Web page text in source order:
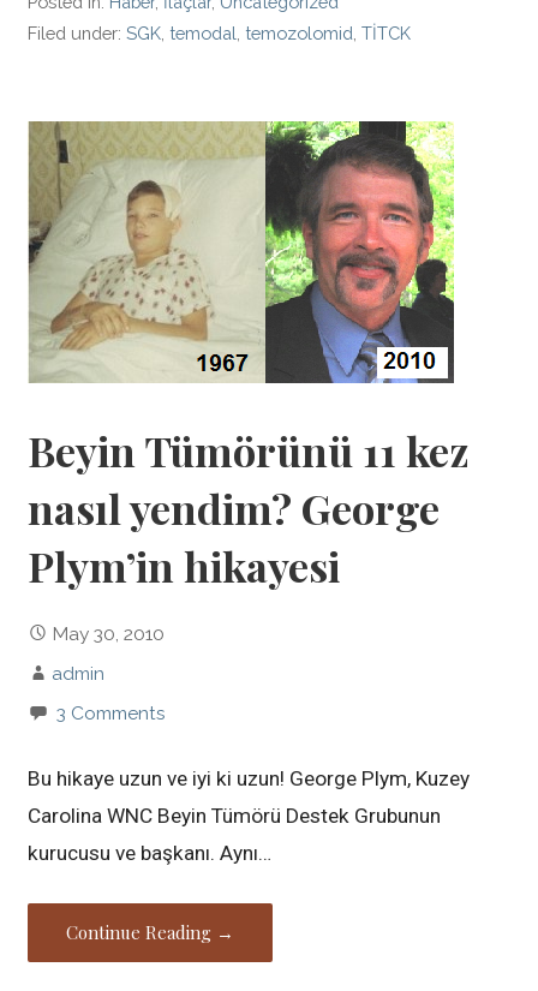
Filed under:SGK ,temodal ,temozolomid ,TİTCK
Beyin Tümörünü 11 kez
nasıl yendim? George
Plym’in hikayesi
May 30, 2010
admin
3 Comments
Bu hikaye uzun ve iyi ki uzun! George Plym, Kuzey
Carolina WNC Beyin Tümörü Destek Grubunun
kurucusu ve başkanı. Aynı…
Continue Reading →